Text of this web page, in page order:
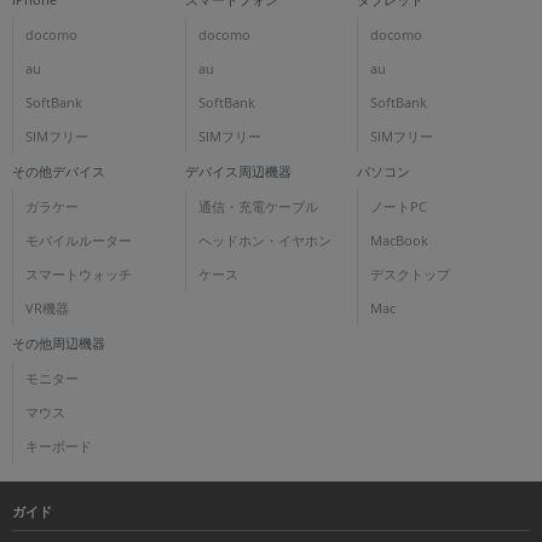
docomo
au
SoftBank
SIMフリー
docomo
au
SoftBank
SIMフリー
docomo
au
SoftBank
SIMフリー
その他デバイス
ガラケー
モバイルルーター
スマートウォッチ
VR機器
デバイス周辺機器
通信・充電ケーブル
ヘッドホン・イヤホン
ケース
パソコン
ノートPC
MacBook
デスクトップ
Mac
その他周辺機器
モニター
マウス
キーボード
ガイド